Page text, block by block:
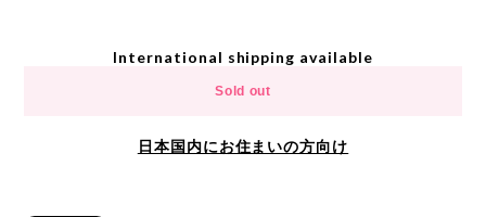
International shipping available
Sold out
日本国内にお住まいの方向け